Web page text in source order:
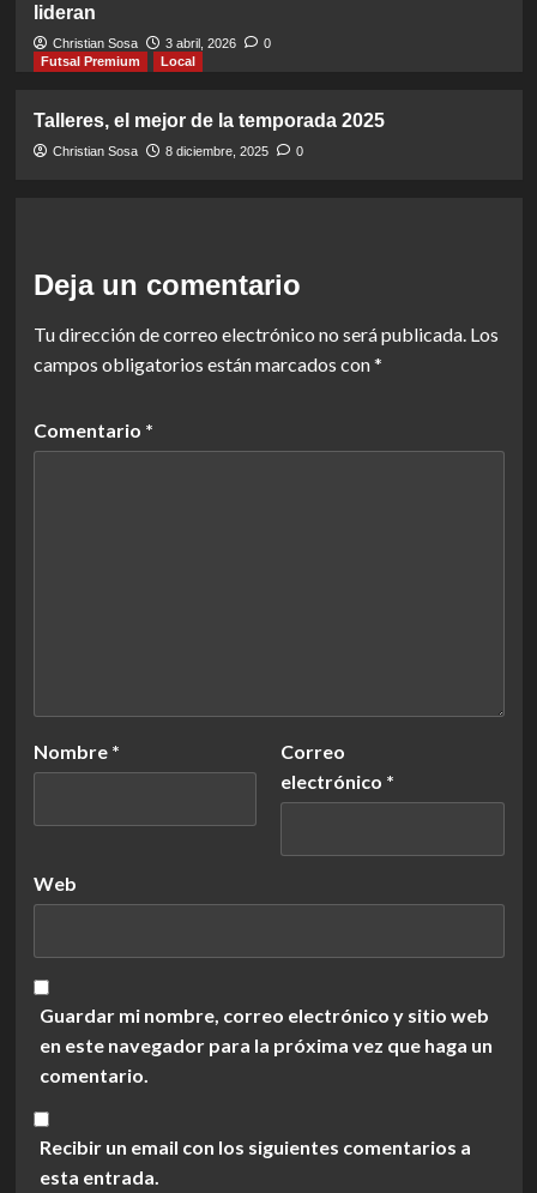
lideran
Christian Sosa 3 abril, 2026
0
Futsal Premium
Local
Talleres, el mejor de la temporada 2025
Christian Sosa 8 diciembre, 2025 0
Deja un comentario
Tu dirección de correo electrónico no será publicada. Los
campos obligatorios están marcados con*
Comentario *
Nombre *
Correo
electrónico *
Web
Guardar mi nombre, correo electrónico y sitio web
en este navegador para la próxima vez que haga un
comentario.
Recibir un email con los siguientes comentarios a
esta entrada.